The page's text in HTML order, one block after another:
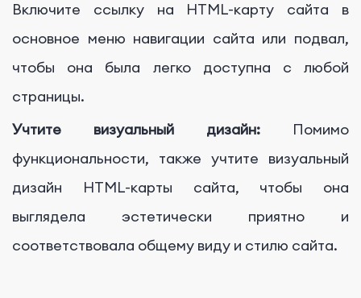
Включите ссылку на HTML-карту сайта в
основное меню навигации сайта или подвал,
чтобы она была легко доступна с любой
страницы.
Учтите визуальный дизайн: Помимо
функциональности, также учтите визуальный
дизайн HTML-карты сайта, чтобы она
выглядела эстетически приятно и
соответствовала общему виду и стилю сайта.